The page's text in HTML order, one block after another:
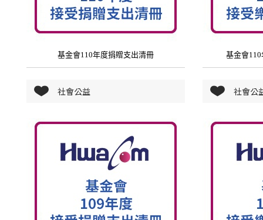
基金會110年度捐贈支出清冊 基金會
社會公益 社會公